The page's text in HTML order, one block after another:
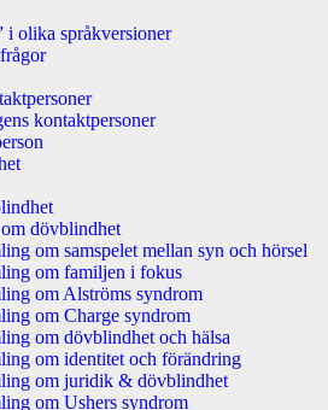
i olika språkversioner
kontaktpersoner
dövblindhet
om samspelet mellan syn och hörsel
om familjen i fokus
om Alströms syndrom
om Charge syndrom
om dövblindhet och hälsa
om identitet och förändring
om juridik & dövblindhet
om Ushers syndrom